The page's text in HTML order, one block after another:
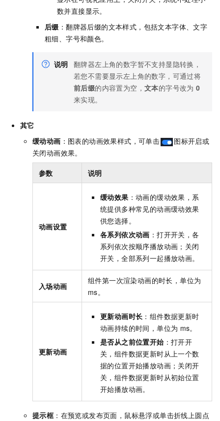
数并直接显示。
后缀 ：翻牌器后缀的文本样式，包括文本字体、文字
粗细、字号和颜色。
说明 翻牌器左上角的数字暂不支持显隐转换，
若您不需要显示左上角的数字，可通过将
前后缀的内容置为空，文本的字号改为 0
来实现。
其它
缓动动画 ：图表的动画效果样式，可单击
图标开启或
关闭动画效果。
参数 说明
动画设置
缓动效果 ：动画的缓动效果，系
统提供多种常见的动画缓动效果
供您选择。
各系列依次动画 ：打开开关，各
系列依次按顺序播放动画；关闭
开关，全部系列一起播放动画。
入场动画
组件第一次渲染动画的时长，单位为
ms。
更新动画
更新动画时长 ：组件数据更新时
动画持续的时间，单位为 ms。
是否从之前位置开始 ：打开开
关，组件数据更新时从上一个数
据的位置开始播放动画；关闭开
关，组件数据更新时从初始位置
开始播放动画。
提示框：在预览或发布页面，鼠标悬浮或单击折线上圆点